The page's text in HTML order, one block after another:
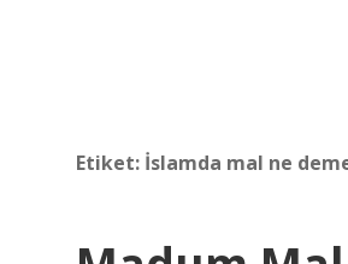
Etiket: İslamda mal ne